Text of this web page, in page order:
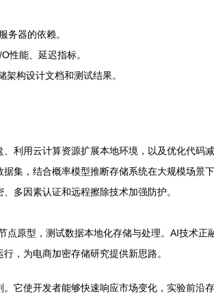
务器的依赖。
性能、延迟指标。
构设计文档和测试结果。
利用云计算资源扩展本地环境，以及优化代码减
集，结合概率模型推断存储系统在大规模场景下
多因素认证和远程擦除技术加强防护。
原型，测试数据本地化存储与处理。AI技术
，为电商加密存储研究提供新思路。
它使开发者能够快速响应市场变化，实验前沿